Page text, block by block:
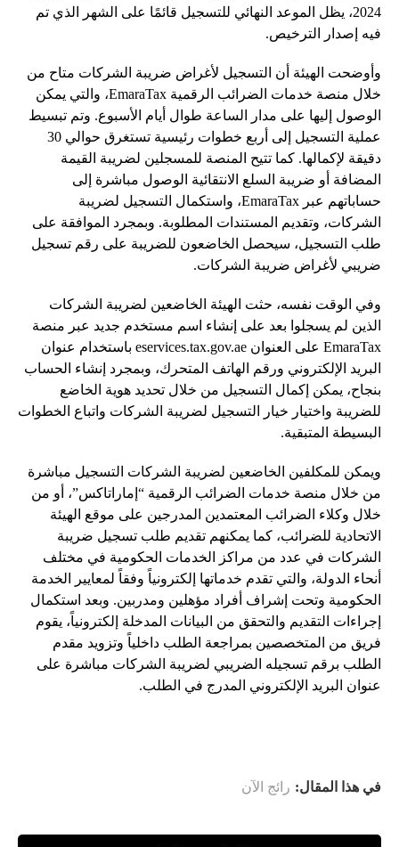
2024، يظل الموعد النهائي للتسجيل قائمًا على الشهر الذي تم
فيه إصدار الترخيص.
وأوضحت الهيئة أن التسجيل لأغراض ضريبة الشركات متاح من
خلال منصة خدمات الضرائب الرقمية EmaraTax، والتي يمكن
الوصول إليها على مدار الساعة طوال أيام الأسبوع. وتم تبسيط
عملية التسجيل إلى أربع خطوات رئيسية تستغرق حوالي 30
دقيقة لإكمالها. كما تتيح المنصة للمسجلين لضريبة القيمة
المضافة أو ضريبة السلع الانتقائية الوصول مباشرة إلى
حساباتهم عبر EmaraTax، واستكمال التسجيل لضريبة
الشركات، وتقديم المستندات المطلوبة. وبمجرد الموافقة على
طلب التسجيل، سيحصل الخاضعون للضريبة على رقم تسجيل
ضريبي لأغراض ضريبة الشركات.
وفي الوقت نفسه، حثت الهيئة الخاضعين لضريبة الشركات
الذين لم يسجلوا بعد على إنشاء اسم مستخدم جديد عبر منصة
EmaraTax على العنوان eservices.tax.gov.ae باستخدام عنوان
البريد الإلكتروني ورقم الهاتف المتحرك، وبمجرد إنشاء الحساب
بنجاح، يمكن إكمال التسجيل من خلال تحديد هوية الخاضع
للضريبة واختيار خيار التسجيل لضريبة الشركات واتباع الخطوات
البسيطة المتبقية.
ويمكن للمكلفين الخاضعين لضريبة الشركات التسجيل مباشرة
من خلال منصة خدمات الضرائب الرقمية “إماراتاكس”، أو من
خلال وكلاء الضرائب المعتمدين المدرجين على موقع الهيئة
الاتحادية للضرائب، كما يمكنهم تقديم طلب تسجيل ضريبة
الشركات في عدد من مراكز الخدمات الحكومية في مختلف
أنحاء الدولة، والتي تقدم خدماتها إلكترونياً وفقاً لمعايير الخدمة
الحكومية وتحت إشراف أفراد مؤهلين ومدربين. وبعد استكمال
إجراءات التقديم والتحقق من البيانات المدخلة إلكترونياً، يقوم
فريق من المتخصصين بمراجعة الطلب داخلياً وتزويد مقدم
الطلب برقم تسجيله الضريبي لضريبة الشركات مباشرة على
عنوان البريد الإلكتروني المدرج في الطلب.
في هذا المقال: رائج الآن